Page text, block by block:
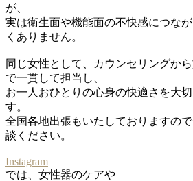
が、
実は衛生面や機能面の不快感につな
くありません。
同じ女性として、カウンセリングか
で一貫して担当し、
お一人おひとりの心身の快適さを大
す。
全国各地出張もいたしておりますの
談ください。
Instagram
では、女性器のケアや